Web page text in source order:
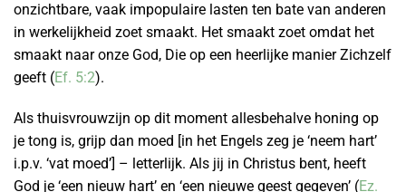
onzichtbare, vaak impopulaire lasten ten bate van anderen
in werkelijkheid zoet smaakt. Het smaakt zoet omdat het
smaakt naar onze God, Die op een heerlijke manier Zichzelf
geeft (Ef. 5:2).
Als thuisvrouwzijn op dit moment allesbehalve honing op
je tong is, grijp dan moed [in het Engels zeg je ‘neem hart’
i.p.v. ‘vat moed’] – letterlijk. Als jij in Christus bent, heeft
God je ‘een nieuw hart’ en ‘een nieuwe geest gegeven’ (Ez.